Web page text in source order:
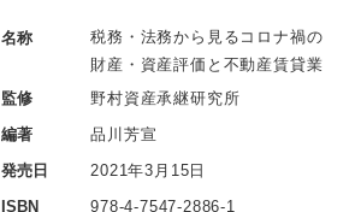
名称
税務・法務から見るコロナ禍の
財産・資産評価と不動産賃貸業
監修
野村資産承継研究所
編著
品川芳宣
発売日
2021年3月15日
ISBN
978-4-7547-2886-1